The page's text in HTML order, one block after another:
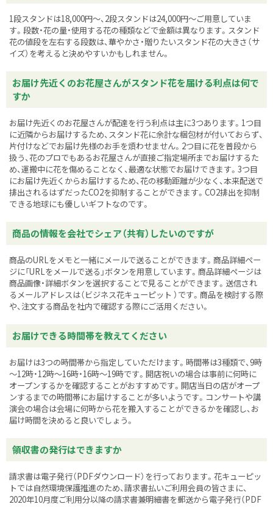
1段スタンドは18,000円～、2段スタンドは24,000円～ご用意していま
す。段数・花の量・使用する花の種類などで金額は異なります。スタンド
花の値段を左右する段数は、華やかさ・贈りたいスタンド花の大きさ（サ
イズ）を考えると決めやすいかもしれません。
お届け先近くのお花屋さんがスタンド花を届ける利点は何で
すか
お届け先近くのお花屋さんが配達を行う利点は主に3つあります。1つ目
に近隣からお届けするため、スタンド花に余計な梱包材が付いておらず、
片付けなどでお届け先様のお手を煩わせません。2つ目に花を普段から
扱う、花のプロでもあるお花屋さんが直接ご指定場所までお届けするた
め、運搬中に花を傷めることなく、最適な状態でお届けできます。3つ目
にお届け先近くからお届けするため、花の移動距離が少なく、本来配送で
排出されるはずだったCO2を抑制することができます。CO2排出を抑制
できる地球にも優しいギフトなのです。
商品の情報を会社でシェア（共有）したいのですが
商品のURLをメモと一緒にメールで送ることができます。商品詳細ペー
ジに「URLをメールで送る」ボタンを用意しています。商品詳細ページは
商品画像・詳細ボタンを選択することで見ることができます。送信され
るメールアドレスは（ビジネス花キューピット ）です。商品を検討する際
や、注文する商品を社内で確認する際にご活用ください。
お届けできる時間帯を教えてください
お届けは3つの時間帯から指定していただけます。時間帯は3種類で、9時
～12時・12時～16時・16時～19時です。開店祝いの場合は事前に何時に
オープンするかを確認することがおすすめです。開店当日の店がオープ
ンするまでの時間帯にお届けすることが多いようです。コンサートや講
演会の場合は会場に何時から花を搬入することができるかを確認し、お
届け時間を決めると良いでしょう。
領収書の発行はできますか
請求書は電子発行（PDFダウンロード）を行っております。花キューピッ
トでは自然環境保護推進のため、請求書払いご利用会員の皆さまに、
2020年10月度ご利用分以降の請求書兼明細書を郵送から電子発行（PDF